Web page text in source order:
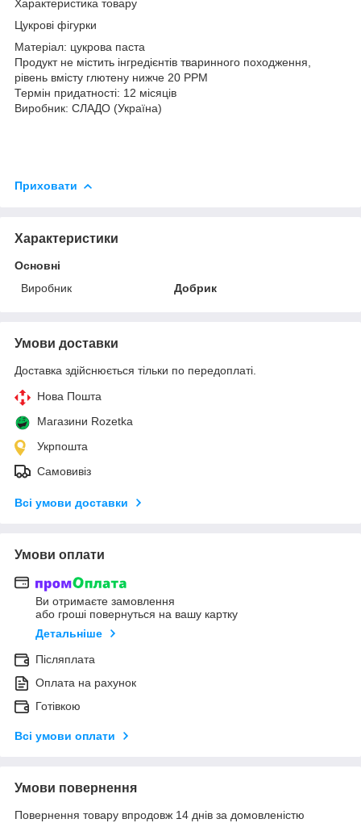
Характеристика товару
Цукрові фігурки
Матеріал: цукрова паста
Продукт не містить інгредієнтів тваринного походження,
рівень вмісту глютену нижче 20 PPM
Термін придатності: 12 місяців
Виробник: СЛАДО (Україна)
Приховати
Характеристики
Основні
Виробник
Добрик
Умови доставки
Доставка здійснюється тільки по передоплаті.
Нова Пошта
Магазини Rozetka
Укрпошта
Самовивіз
Всі умови доставки
Умови оплати
Ви отримаєте замовлення
або гроші повернуться на вашу картку
Детальніше
Післяплата
Оплата на рахунок
Готівкою
Всі умови оплати
Умови повернення
Повернення товару впродовж 14 днів за домовленістю